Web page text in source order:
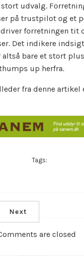
udvalg.
på trustpilot og et
forretningen tit
Det indikere
altså bare et stort
up herfra.
fra denne artikel
Tags:
Next
are closed